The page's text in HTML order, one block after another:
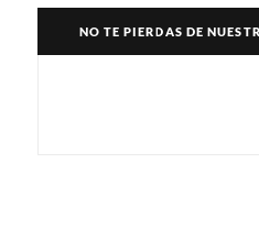
e
w
NO TE PIERDAS DE